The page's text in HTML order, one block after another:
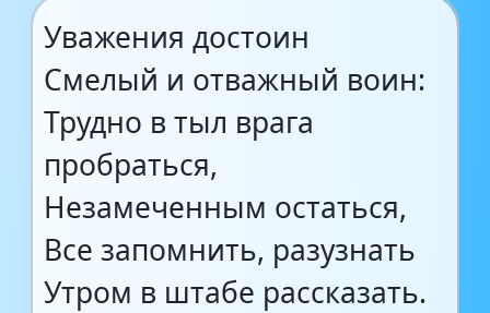
Уважения достоин
Смелый и отважный воин:
Трудно в тыл врага
пробраться,
Незамеченным остаться,
Все запомнить, разузнать
Утром в штабе рассказать.